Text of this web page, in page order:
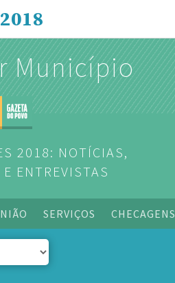
Município
2018: NOTÍCIAS,
ENTREVISTAS
SERVIÇOS CHECAGENS